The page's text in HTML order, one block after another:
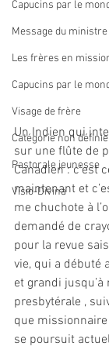
Capucins par le
Message du
Les frères en
Capucins par le
Visage de frère
Catégorie non définie
Pastorale jeunesse
Visio-Divina
Un Indien qui
sur une flûte de
Canadien : c’est
maintenant et
me chuchote à
demandé de
pour la revue
vie, qui a débuté
et grandi
presbytérale ,
que missionnaire
se poursuit